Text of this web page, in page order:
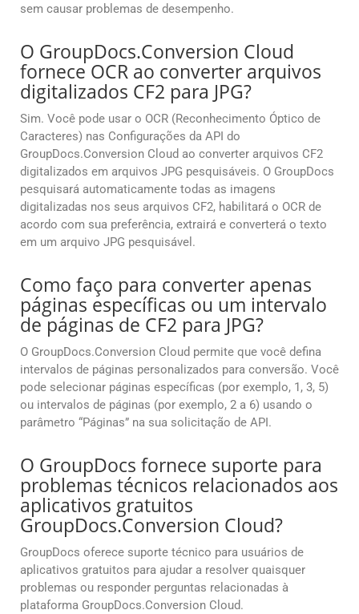
sem causar problemas de desempenho.
O GroupDocs.Conversion Cloud
fornece OCR ao converter arquivos
digitalizados CF2 para JPG?
Sim. Você pode usar o OCR (Reconhecimento Óptico de
Caracteres) nas Configurações da API do
GroupDocs.Conversion Cloud ao converter arquivos CF2
digitalizados em arquivos JPG pesquisáveis. O GroupDocs
pesquisará automaticamente todas as imagens
digitalizadas nos seus arquivos CF2, habilitará o OCR de
acordo com sua preferência, extrairá e converterá o texto
em um arquivo JPG pesquisável.
Como faço para converter apenas
páginas específicas ou um intervalo
de páginas de CF2 para JPG?
O GroupDocs.Conversion Cloud permite que você defina
intervalos de páginas personalizados para conversão. Você
pode selecionar páginas específicas (por exemplo, 1, 3, 5)
ou intervalos de páginas (por exemplo, 2 a 6) usando o
parâmetro “Páginas” na sua solicitação de API.
O GroupDocs fornece suporte para
problemas técnicos relacionados aos
aplicativos gratuitos
GroupDocs.Conversion Cloud?
GroupDocs oferece suporte técnico para usuários de
aplicativos gratuitos para ajudar a resolver quaisquer
problemas ou responder perguntas relacionadas à
plataforma GroupDocs.Conversion Cloud.